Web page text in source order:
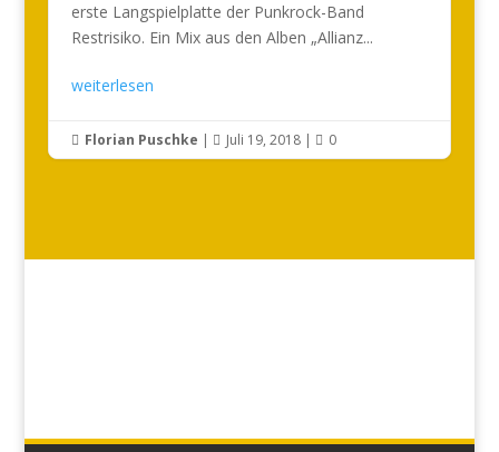
erste Langspielplatte der Punkrock-Band
Restrisiko. Ein Mix aus den Alben „Allianz...
weiterlesen
 Florian Puschke |  Juli 19, 2018|  0